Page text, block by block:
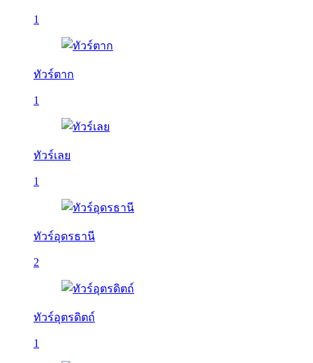
1
ทัวร์ตาก
1
ทัวร์เลย
1
ทัวร์อุดรธานี
2
ทัวร์อุตรดิตถ์
1